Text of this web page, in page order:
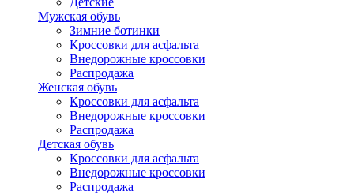
Мужская обувь
Зимние ботинки
Кроссовки для асфальта
Внедорожные кроссовки
Распродажа
Женская обувь
Кроссовки для асфальта
Внедорожные кроссовки
Распродажа
Детская обувь
Кроссовки для асфальта
Внедорожные кроссовки
Распродажа